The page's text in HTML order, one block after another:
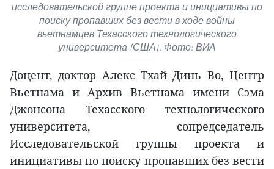
исследовательской группе проекта и инициативы по
поиску пропавших без вести в ходе войны
вьетнамцев Техасского технологического
университета (США). Фото: ВИА
Доцент, доктор Алекс Тхай Динь Во, Центр
Вьетнама и Архив Вьетнама имени Сэма
Джонсона Техасского технологического
университета, сопредседатель
Исследовательской группы проекта и
инициативы по поиску пропавших без вести